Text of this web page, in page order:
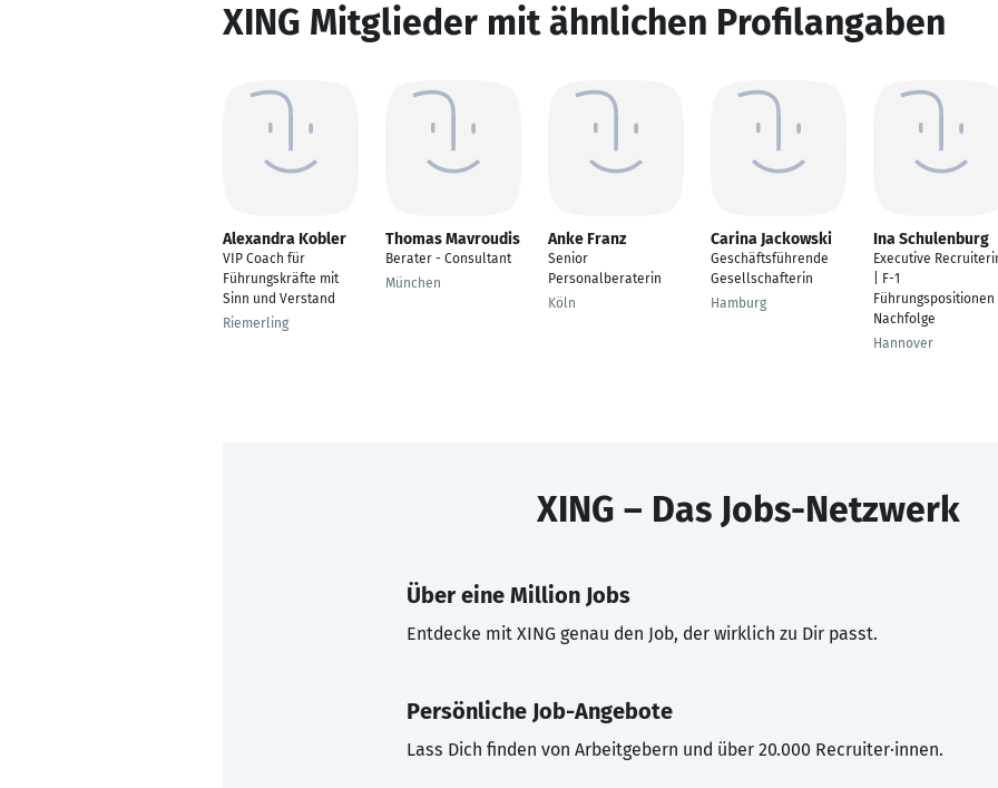
XING Mitglieder mit ähnlichen Profilangaben
Alexandra Kobler
VIP Coach für
Führungskräfte mit
Sinn und Verstand
Riemerling
Thomas Mavroudis
Berater - Consultant
München
Anke Franz
Senior
Personalberaterin
Köln
Carina Jackowski
Geschäftsführende
Gesellschafterin
Hamburg
Ina Schulenburg
Executive
| F-1
Führungspositionen
Nachfolge
Hannover
XING – Das Jobs-Netzwerk
Über eine Million Jobs
Entdecke mit XING genau den Job, der wirklich zu Dir passt.
Persönliche Job-Angebote
Lass Dich finden von Arbeitgebern und über 20.000 Recruiter·innen.